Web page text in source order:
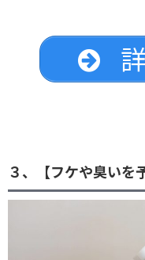
３、【フケや臭いを